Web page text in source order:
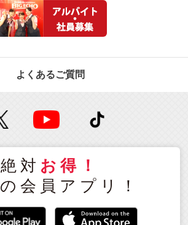
よくあるご質問
絶対 お得！
の会員アプリ！